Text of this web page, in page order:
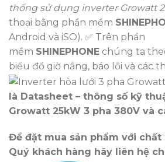
thống sử dụng inverter Growatt
thoại bằng phần mềm
Android và iSO). ✅ Trên phần
mềm SHINEPHONE chúng ta
biểu đồ giờ nắng, báo lỗi và các
là Datasheet – thông số kỹ
Growatt 25kW 3 pha 380V và
Để đặt mua sản phẩm với
Quý khách hàng hãy liên hệ